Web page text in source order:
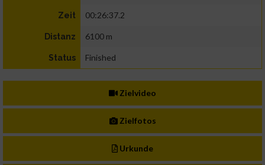
Zeit 00:26:37.2
Distanz 6100 m
Status Finished
Zielvideo
Zielfotos
Urkunde